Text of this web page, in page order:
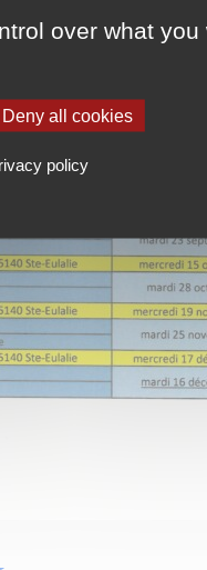
over what you
all cookies
policy